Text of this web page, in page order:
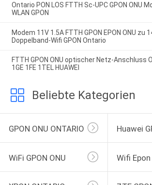
Ontario PON LOS FTTH Sc-UPC GPON ONU
WLAN GPON
Modem 11V 1.5A FTTH GPON EPON ONU zu
Doppelband-Wifi GPON Ontario
FTTH GPON ONU optischer Netz-Anschluss
1GE 1FE 1TEL HUAWEI
Beliebte Kategorien
GPON ONU ONTARIO Huawei
WiFi GPON ONU Wifi Epon